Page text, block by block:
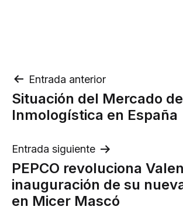
Navegación
de
Entrada anterior
Situación del Mercado
Inmologística en España
Entrada siguiente
PEPCO revoluciona
inauguración de su
en Micer Mascó